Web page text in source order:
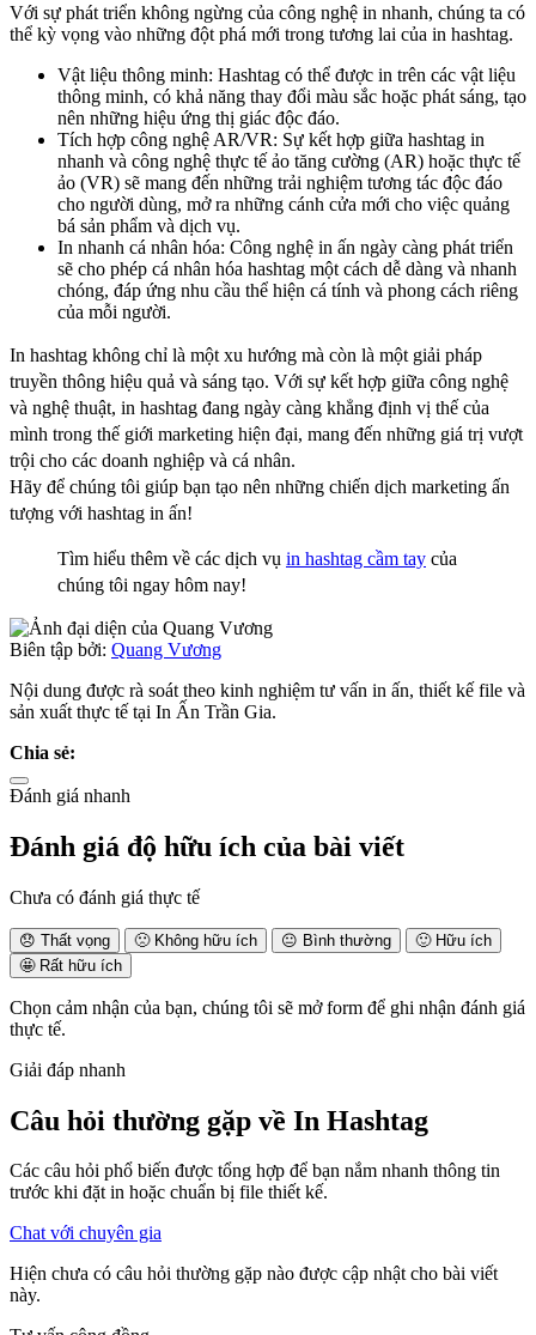
Với sự phát triển không ngừng của công nghệ in nhanh, chúng ta có
thể kỳ vọng vào những đột phá mới trong tương lai của in hashtag.
Vật liệu thông minh: Hashtag có thể được in trên các vật liệu
thông minh, có khả năng thay đổi màu sắc hoặc phát sáng, tạo
nên những hiệu ứng thị giác độc đáo.
Tích hợp công nghệ AR/VR: Sự kết hợp giữa hashtag in
nhanh và công nghệ thực tế ảo tăng cường (AR) hoặc thực tế
ảo (VR) sẽ mang đến những trải nghiệm tương tác độc đáo
cho người dùng, mở ra những cánh cửa mới cho việc quảng
bá sản phẩm và dịch vụ.
In nhanh cá nhân hóa: Công nghệ in ấn ngày càng phát triển
sẽ cho phép cá nhân hóa hashtag một cách dễ dàng và nhanh
chóng, đáp ứng nhu cầu thể hiện cá tính và phong cách riêng
của mỗi người.
In hashtag không chỉ là một xu hướng mà còn là một giải pháp
truyền thông hiệu quả và sáng tạo. Với sự kết hợp giữa công nghệ
và nghệ thuật, in hashtag đang ngày càng khẳng định vị thế của
mình trong thế giới marketing hiện đại, mang đến những giá trị vượt
trội cho các doanh nghiệp và cá nhân.
Hãy để chúng tôi giúp bạn tạo nên những chiến dịch marketing ấn
tượng với hashtag in ấn!
Tìm hiểu thêm về các dịch vụ in hashtag cầm tay của
chúng tôi ngay hôm nay!
Biên tập bởi: Quang Vương
Nội dung được rà soát theo kinh nghiệm tư vấn in ấn, thiết kế file và
sản xuất thực tế tại In Ấn Trần Gia.
Chia sẻ:
Đánh giá nhanh
Đánh giá độ hữu ích của bài viết
Chưa có đánh giá thực tế
😞 Thất vọng 🙁 Không hữu ích 😐 Bình thường 🙂 Hữu ích
🤩 Rất hữu ích
Chọn cảm nhận của bạn, chúng tôi sẽ mở form để ghi nhận đánh giá
thực tế.
Giải đáp nhanh
Câu hỏi thường gặp về In Hashtag
Các câu hỏi phổ biến được tổng hợp để bạn nắm nhanh thông tin
trước khi đặt in hoặc chuẩn bị file thiết kế.
Chat với chuyên gia
Hiện chưa có câu hỏi thường gặp nào được cập nhật cho bài viết
này.